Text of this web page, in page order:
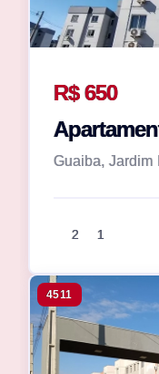
R$ 650
Guaiba, Jardim
2 1
4511